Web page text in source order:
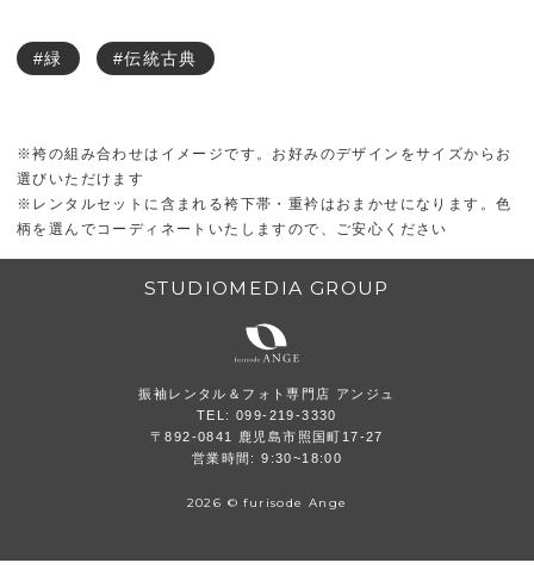
#緑 #伝統古典
※袴の組み合わせはイメージです。お好みのデザインをサイズからお
選びいただけます
※レンタルセットに含まれる袴下帯・重衿はおまかせになります。色
柄を選んでコーディネートいたしますので、ご安心ください
STUDIOMEDIA GROUP
振袖レンタル＆フォト専門店 アンジュ
TEL: 099-219-3330
〒892-0841 鹿児島市照国町17-27
営業時間: 9:30~18:00
2026 © furisode Ange